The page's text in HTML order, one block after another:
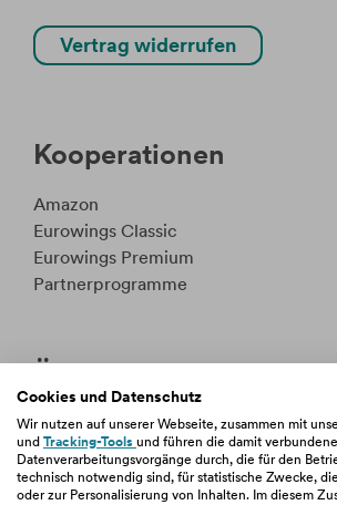
Vertrag widerrufen
Kooperationen
Amazon
Eurowings Classic
Eurowings Premium
Partnerprogramme
Über uns
Unternehmen
Jobs & Karriere
Verantwortung
Cookies und Datenschutz
Wir nutzen auf unserer Webseite, zusammen mit
und Tracking-Tools und führen die damit
Datenverarbeitungsvorgänge durch, die für den
technisch notwendig sind, für statistische Zwecke,
oder zur Personalisierung von Inhalten. Im diesem